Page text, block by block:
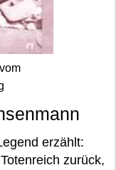
erzählt:
zurück,